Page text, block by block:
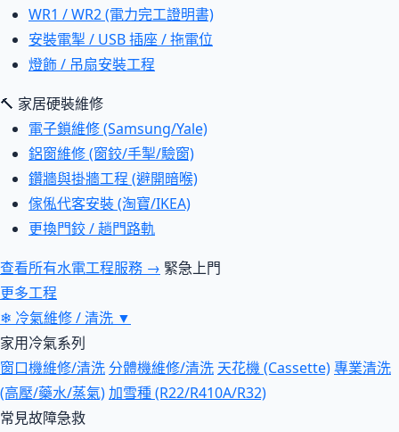
WR1 / WR2 (電力完工證明書)
安裝電掣 / USB 插座 / 拖電位
燈飾 / 吊扇安裝工程
🔨 家居硬裝維修
電子鎖維修 (Samsung/Yale)
鋁窗維修 (窗鉸/手掣/驗窗)
鑽牆與掛牆工程 (避開暗喉)
傢俬代客安裝 (淘寶/IKEA)
更換門鉸 / 趟門路軌
查看所有水電工程服務 → 緊急上門
更多工程
❄ 冷氣維修 / 清洗 ▼
家用冷氣系列
窗口機維修/清洗 分體機維修/清洗 天花機 (Cassette)專業清洗
(高壓/藥水/蒸氣)加雪種 (R22/R410A/R32)
常見故障急救